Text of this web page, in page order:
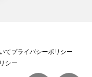
てプライバシーポリシー
シー